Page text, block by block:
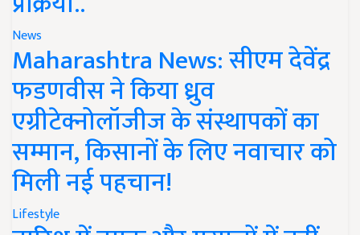
News
Maharashtra News: सीएम देवेंद्र
फडणवीस ने किया ध्रुव
एग्रीटेक्नोलॉजीज के संस्थापकों का
सम्मान, किसानों के लिए नवाचार को
मिली नई पहचान!
Lifestyle